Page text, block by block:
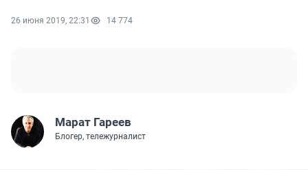
26 июня 2019, 22:31 14 774
Марат Гареев
Блогер, тележурналист